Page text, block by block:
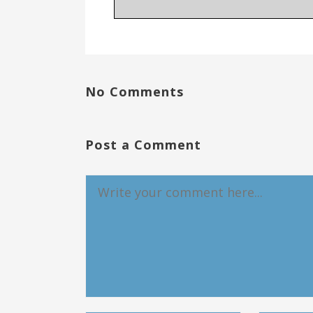
No Comments
Post a Comment